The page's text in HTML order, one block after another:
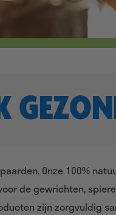
Onze 100%
de gewrichten,
zijn zorgvuldig